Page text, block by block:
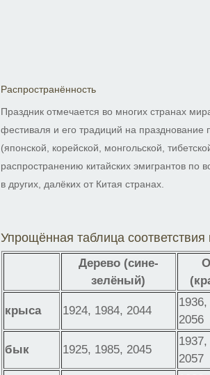
Распространённость
Праздник отмечается во многих странах
фестиваля и его традиций на празднование
(японской, корейской, монгольской,
распространению китайских эмигрантов по
в других, далёких от Китая странах.
Упрощённая таблица
Дерево (сине-
зелёный)
крыса 1924, 1984, 2044
2056
бык 1925, 1985, 2045
2057